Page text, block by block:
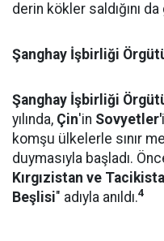
derin kökler saldığını
Şanghay İşbirliği
Şanghay İşbirliği
yılında, Çin'in Sovyetler'
komşu ülkelerle sınır
duymasıyla başladı.
Kırgızistan ve
Beşlisi" adıyla anıldı.4